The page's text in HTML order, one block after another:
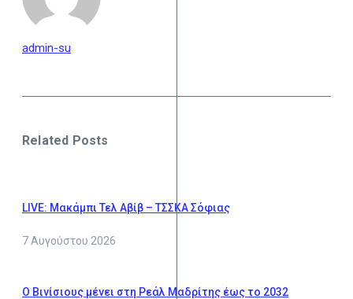
admin-su
Related Posts
LIVE: Μακάμπι Τελ Αβίβ – ΤΣΣΚΑ Σόφιας
7 Αυγούστου 2026
Ο Βινίσιους μένει στη Ρεάλ Μαδρίτης έως το 2032